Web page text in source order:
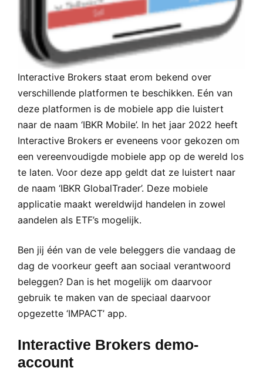
Interactive Brokers staat erom bekend over
verschillende platformen te beschikken. Eén van
deze platformen is de mobiele app die luistert
naar de naam ‘IBKR Mobile’. In het jaar 2022 heeft
Interactive Brokers er eveneens voor gekozen om
een vereenvoudigde mobiele app op de wereld los
te laten. Voor deze app geldt dat ze luistert naar
de naam ‘IBKR GlobalTrader’. Deze mobiele
applicatie maakt wereldwijd handelen in zowel
aandelen als ETF’s mogelijk.
Ben jij één van de vele beleggers die vandaag de
dag de voorkeur geeft aan sociaal verantwoord
beleggen? Dan is het mogelijk om daarvoor
gebruik te maken van de speciaal daarvoor
opgezette ‘IMPACT’ app.
Interactive Brokers demo-
account